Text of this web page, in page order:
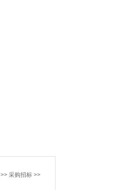
>> 采购招标 >>